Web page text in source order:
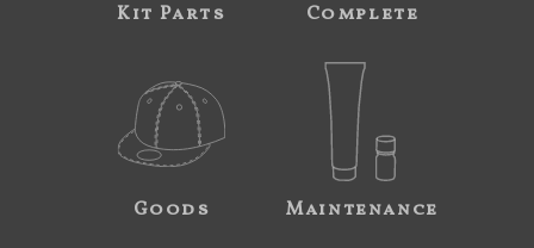
Kit Parts Complete
Goods Maintenance